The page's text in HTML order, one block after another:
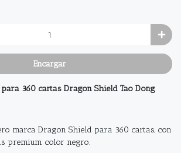
Encargar
para 360 cartas Dragon Shield Tao Dong
marca Dragon Shield para 360 cartas, con
premium color negro.